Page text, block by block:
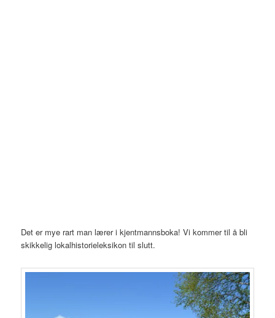
Det er mye rart man lærer i kjentmannsboka! Vi kommer til å bli
skikkelig lokalhistorieleksikon til slutt.